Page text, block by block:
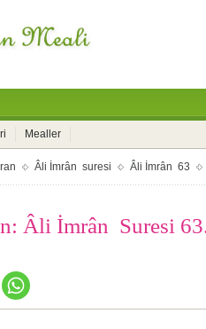
Mealler
Âli İmrân suresi Âli İmrân 63
Âli İmrân Suresi